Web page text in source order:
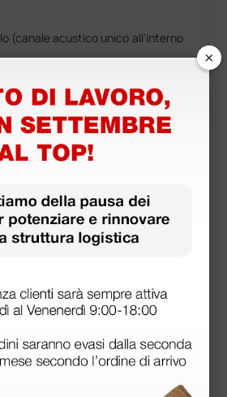
(canale acustico unico all’interno
spaziale/alluminio anodizzato
di conformità
di conformità
×